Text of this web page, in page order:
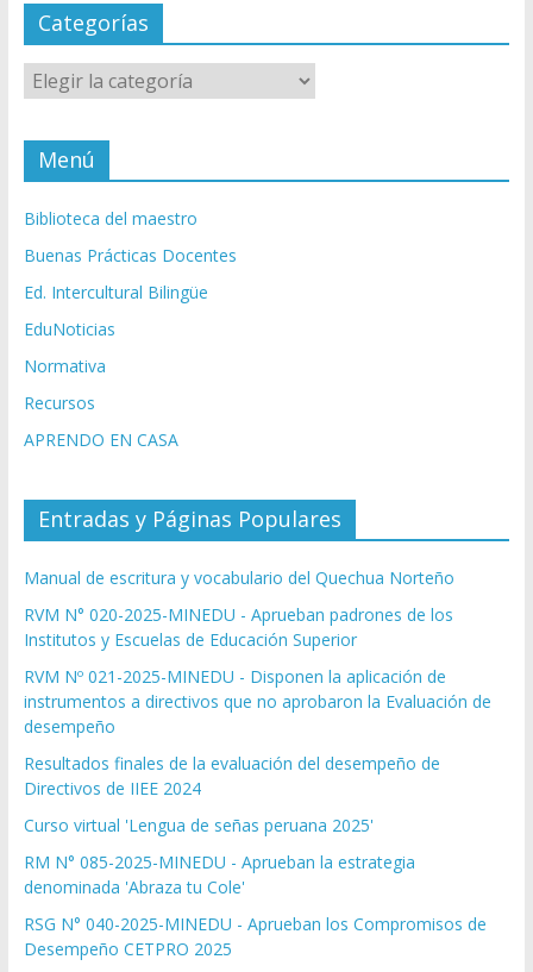
Categorías
Categorías
Menú
Biblioteca del maestro
Buenas Prácticas Docentes
Ed. Intercultural Bilingüe
EduNoticias
Normativa
Recursos
APRENDO EN CASA
Entradas y Páginas Populares
Manual de escritura y vocabulario del Quechua Norteño
RVM N° 020-2025-MINEDU - Aprueban padrones de los
Institutos y Escuelas de Educación Superior
RVM Nº 021-2025-MINEDU - Disponen la aplicación de
instrumentos a directivos que no aprobaron la Evaluación de
desempeño
Resultados finales de la evaluación del desempeño de
Directivos de IIEE 2024
Curso virtual 'Lengua de señas peruana 2025'
RM N° 085-2025-MINEDU - Aprueban la estrategia
denominada 'Abraza tu Cole'
RSG N° 040-2025-MINEDU - Aprueban los Compromisos de
Desempeño CETPRO 2025